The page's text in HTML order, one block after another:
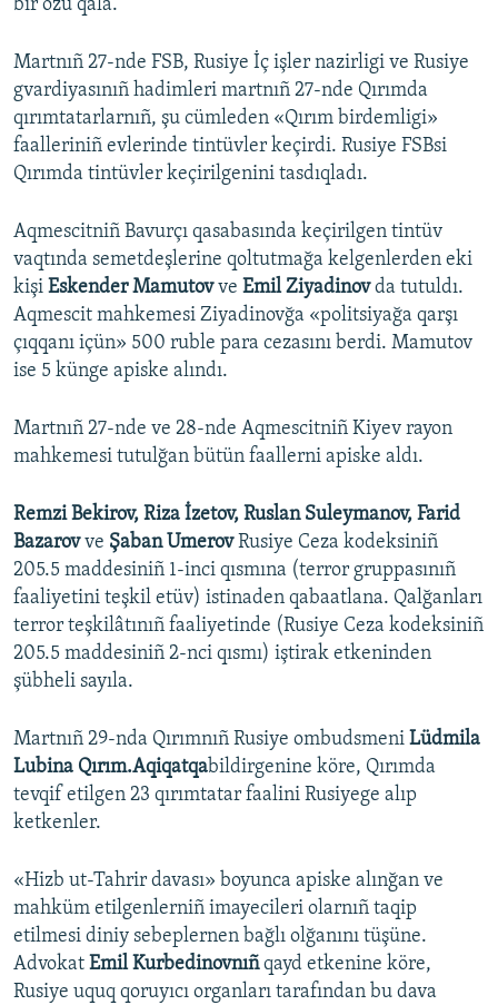
bir özü qala.
Martnıñ 27-nde FSB, Rusiye İç işler nazirligi ve Rusiye
gvardiyasınıñ hadimleri martnıñ 27-nde Qırımda
qırımtatarlarnıñ, şu cümleden «Qırım birdemligi»
faalleriniñ evlerinde tintüvler keçirdi. Rusiye FSBsi
Qırımda tintüvler keçirilgenini tasdıqladı.
Aqmescitniñ Bavurçı qasabasında keçirilgen tintüv
vaqtında semetdeşlerine qoltutmağa kelgenlerden eki
kişi Eskender Mamutovve Emil Ziyadinovda tutuldı.
Aqmescit mahkemesi Ziyadinovğa «politsiyağa qarşı
çıqqanı içün» 500 ruble para cezasını berdi. Mamutov
ise 5 künge apiske alındı.
Martnıñ 27-nde ve 28-nde Aqmescitniñ Kiyev rayon
mahkemesi tutulğan bütün faallerni apiske aldı.
Remzi Bekirov, Riza İzetov, Ruslan Suleymanov, Farid
Bazarovve Şaban UmerovRusiye Ceza kodeksiniñ
205.5 maddesiniñ 1-inci qısmına (terror gruppasınıñ
faaliyetini teşkil etüv) istinaden qabaatlana. Qalğanları
terror teşkilâtınıñ faaliyetinde (Rusiye Ceza kodeksiniñ
205.5 maddesiniñ 2-nci qısmı) iştirak etkeninden
şübheli sayıla.
Martnıñ 29-nda Qırımnıñ Rusiye ombudsmeni Lüdmila
Lubina Qırım.Aqiqatqabildirgenine köre, Qırımda
tevqif etilgen 23 qırımtatar faalini Rusiyege alıp
ketkenler.
«Hizb ut-Tahrir davası» boyunca apiske alınğan ve
mahküm etilgenlerniñ imayecileri olarnıñ taqip
etilmesi diniy sebeplernen bağlı olğanını tüşüne.
Advokat Emil Kurbedinovnıñqayd etkenine köre,
Rusiye uquq qoruyıcı organları tarafından bu dava